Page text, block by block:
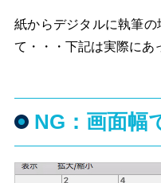
紙からデジタルに執筆
て・・・下記は実際にあ
NG：画面幅